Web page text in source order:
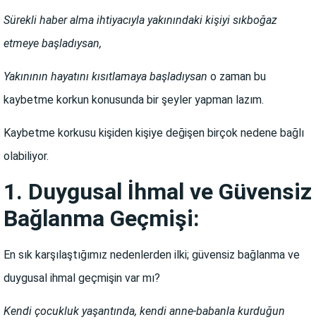
Sürekli haber alma ihtiyacıyla yakınındaki kişiyi sıkboğaz
etmeye başladıysan,
Yakınının hayatını kısıtlamaya başladıysan o zaman bu
kaybetme korkun konusunda bir şeyler yapman lazım.
Kaybetme korkusu kişiden kişiye değişen birçok nedene bağlı
olabiliyor.
1. Duygusal İhmal ve Güvensiz
Bağlanma Geçmişi:
En sık karşılaştığımız nedenlerden ilki; güvensiz bağlanma ve
duygusal ihmal geçmişin var mı?
Kendi çocukluk yaşantında, kendi anne-babanla kurduğun